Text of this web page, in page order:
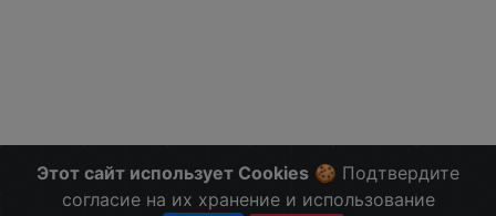
Этот сайт использует Cookies 🍪 Подтвердите
согласие на их хранение и использование